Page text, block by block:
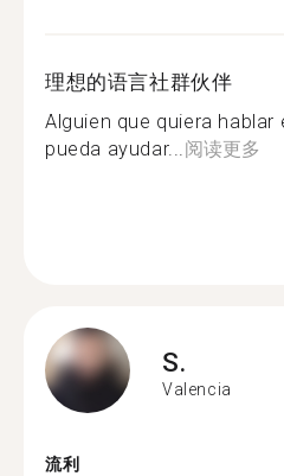
理想的语言社群伙伴
Alguien que quiera hablar
pueda ayudar...阅读更多
S.
Valencia
流利